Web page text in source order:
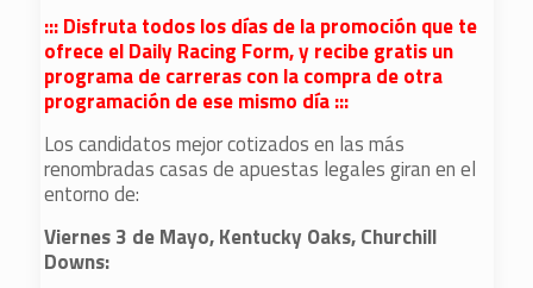
::: Disfruta todos los días de la promoción que te
ofrece el Daily Racing Form, y recibe gratis un
programa de carreras con la compra de otra
programación de ese mismo día :::
Los candidatos mejor cotizados en las más
renombradas casas de apuestas legales giran en el
entorno de:
Viernes 3 de Mayo, Kentucky Oaks, Churchill
Downs: